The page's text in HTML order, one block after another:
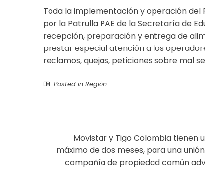
Toda la implementación y operación del
por la Patrulla PAE de la Secretaría de
recepción, preparación y entrega de
prestar especial atención a los
reclamos, quejas, peticiones sobre mal
Posted in Región
Movistar y Tigo Colombia tienen
máximo de dos meses, para una
compañía de propiedad común